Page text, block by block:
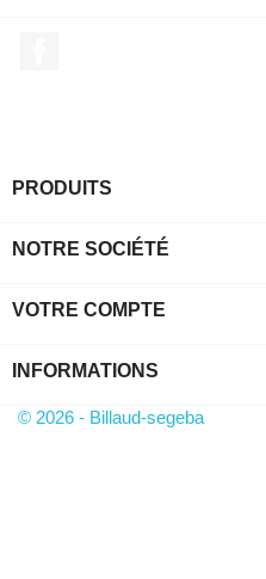
PRODUITS
NOTRE SOCIÉTÉ
VOTRE COMPTE
INFORMATIONS
© 2026 - Billaud-segeba